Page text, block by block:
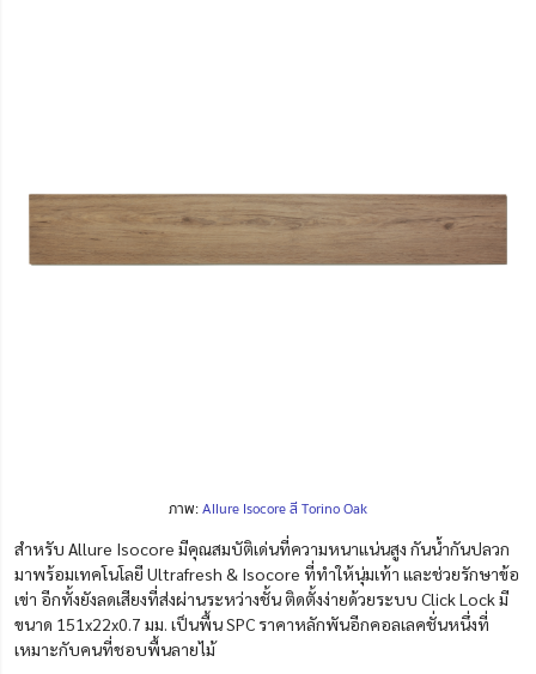
ภาพ:Allure Isocore สี Torino Oak
สำหรับ Allure Isocore มีคุณสมบัติเด่นที่ความหนาแน่นสูง กันน้ำกันปลวก
มาพร้อมเทคโนโลยี Ultrafresh & Isocore ที่ทำให้นุ่มเท้า และช่วยรักษาข้อ
เข่า อีกทั้งยังลดเสียงที่ส่งผ่านระหว่างชั้น ติดตั้งง่ายด้วยระบบ Click Lock มี
ขนาด 151x22x0.7 มม. เป็นพื้น SPC ราคาหลักพันอีกคอลเลคชั่นหนึ่งที่
เหมาะกับคนที่ชอบพื้นลายไม้